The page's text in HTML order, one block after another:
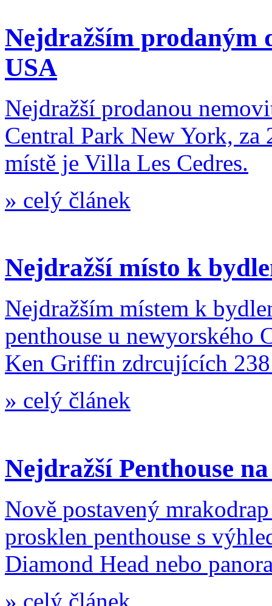
Nejdražším prodaným
USA
Nejdražší prodanou
Central Park New York,
místě je Villa Les Cedres.
» celý článek
Nejdražší místo k
Nejdražším místem k
penthouse u newyorského
Ken Griffin zdrcujících
» celý článek
Nejdražší Penthouse
Nově postavený
prosklen penthouse s
Diamond Head nebo